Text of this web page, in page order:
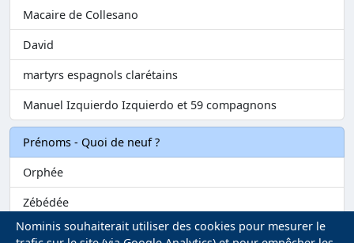
Macaire de Collesano
David
martyrs espagnols clarétains
Manuel Izquierdo Izquierdo et 59 compagnons
Prénoms - Quoi de neuf ?
Orphée
Zébédée
Melvil
Nominis souhaiterait utiliser des cookies pour mesurer le